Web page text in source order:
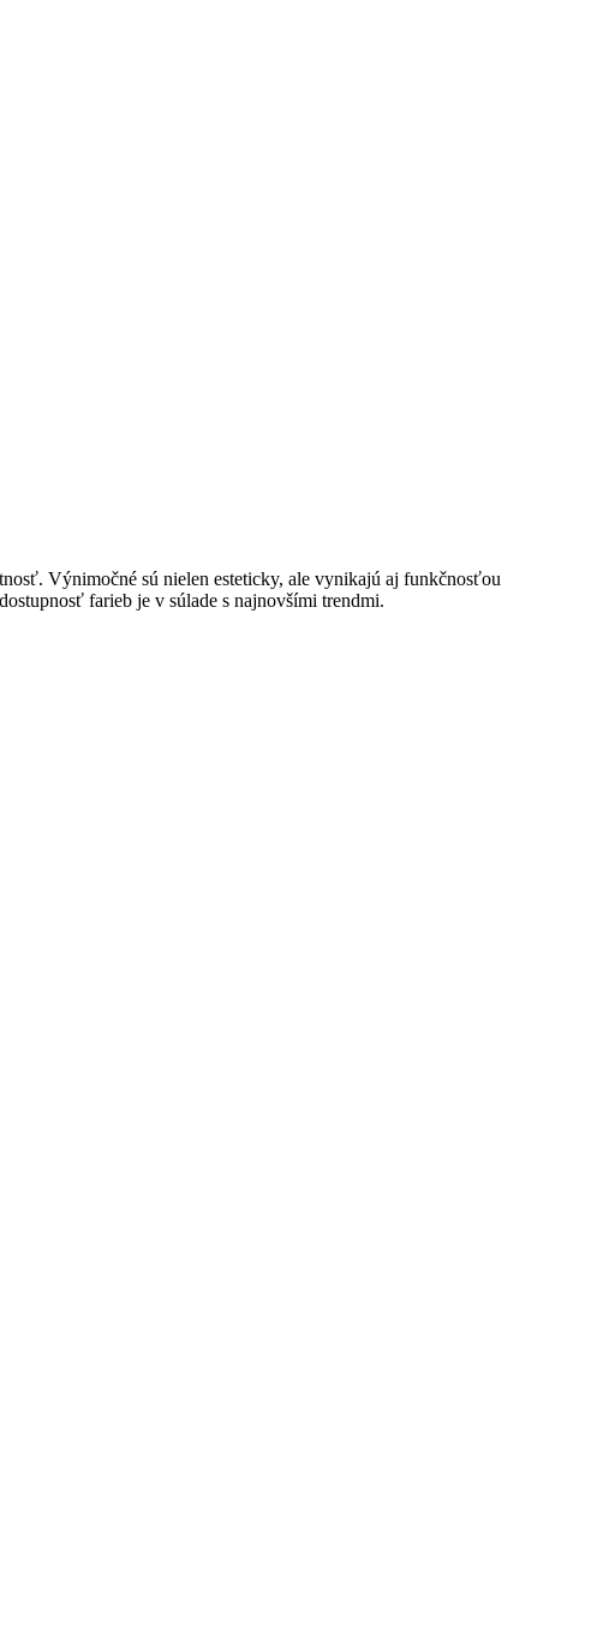
Výnimočné sú nielen esteticky, ale vynikajú aj funkčnosťou
farieb je v súlade s najnovšími trendmi.